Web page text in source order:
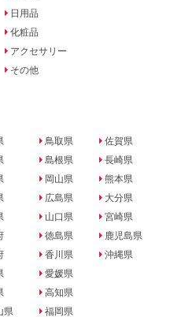
日用品
化粧品
アクセサリー
その他
県
鳥取県
島根県
岡山県
広島県
山口県
徳島県
香川県
愛媛県
高知県
福岡県
佐賀県
長崎県
熊本県
大分県
宮崎県
鹿児島県
沖縄県